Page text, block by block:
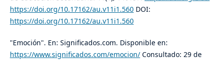
https://doi.org/10.17162/au.v11i1.560DOI:
https://doi.org/10.17162/au.v11i1.560
"Emoción". En: Significados.com. Disponible en:
https://www.significados.com/emocion/Consultado: 29 de